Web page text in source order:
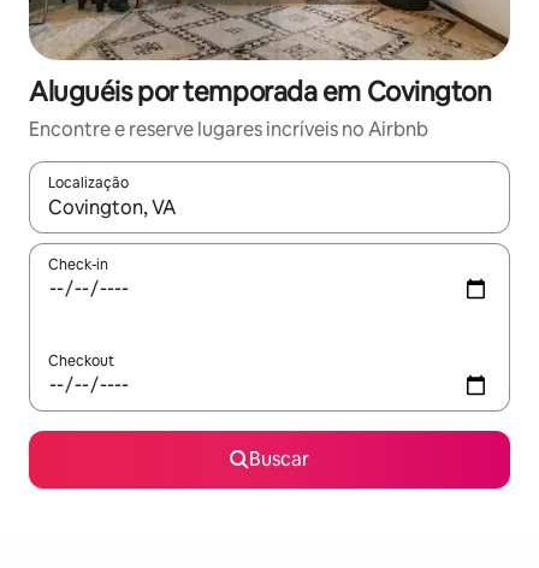
Aluguéis por temporada em Covington
Encontre e reserve lugares incríveis no Airbnb
Localização
Quando os resultados estiverem disponíveis, explore-os
Check-in
Checkout
Buscar